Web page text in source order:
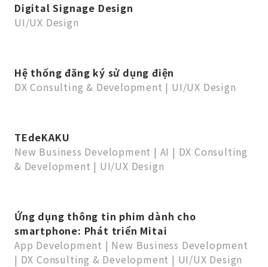
Digital Signage Design
UI/UX Design
Hệ thống đăng ký sử dụng điện
DX Consulting & Development | UI/UX Design
TEdeKAKU
New Business Development | AI | DX Consulting
& Development | UI/UX Design
Ứng dụng thông tin phim dành cho
smartphone: Phát triển Mitai
App Development | New Business Development
| DX Consulting & Development | UI/UX Design